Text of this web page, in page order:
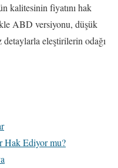
kalitesinin fiyatını hak
ABD versiyonu, düşük
eleştirilerin odağı
Hak Ediyor mu?